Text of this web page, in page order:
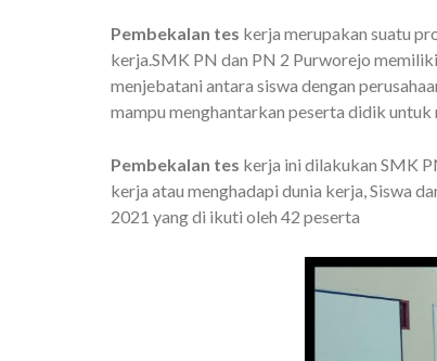
Pembekalan tes kerja merupakan suatu
kerja.SMK PN dan PN 2 Purworejo
menjebatani antara siswa dengan
mampu menghantarkan peserta didik untuk
Pembekalan tes kerja ini dilakukan SMK
kerja atau menghadapi dunia kerja, Siswa
2021 yang di ikuti oleh 42 peserta